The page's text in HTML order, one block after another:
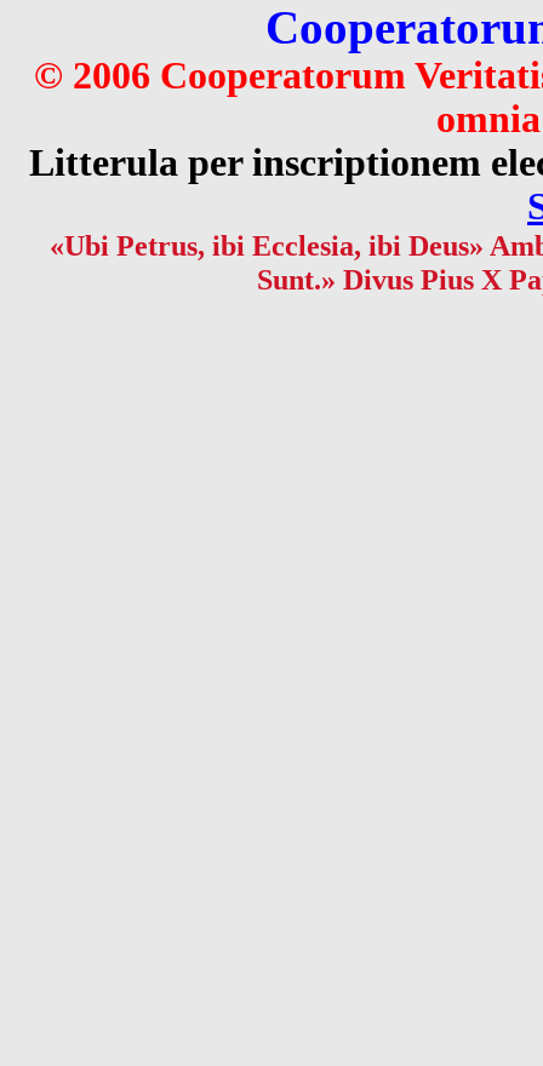
© 2006 Cooperatorum
Litterula per inscriptionem
«Ubi Petrus, ibi Ecclesia, ibi Deus»
Sunt.» Divus Pius X